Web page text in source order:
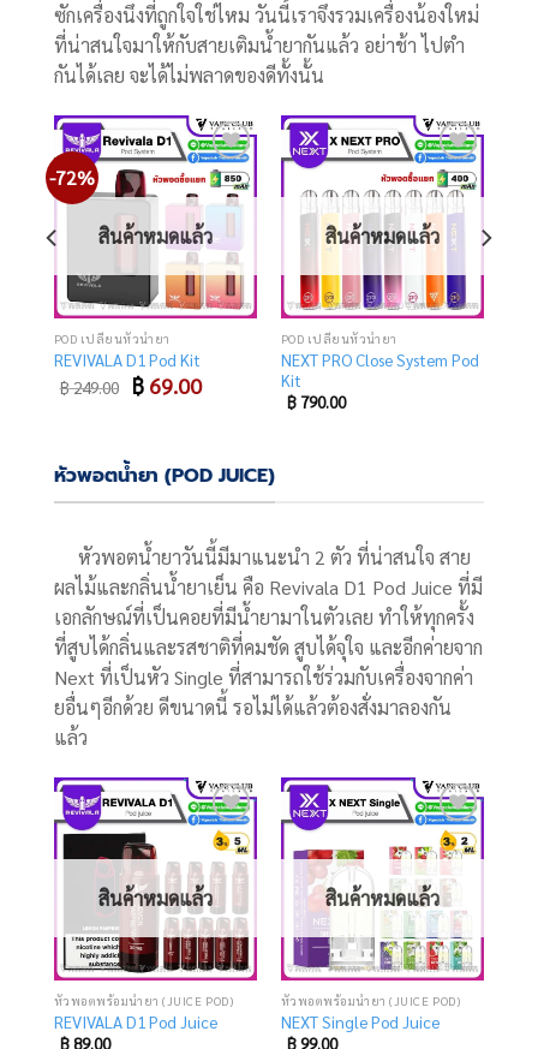
ซักเครื่องนึงที่ถูกใจใช่ไหม วันนี้เราจึงรวมเครื่องน้องใหม่
ที่น่าสนใจมาให้กับสายเติมน้ำยากันแล้ว อย่าช้า ไปตำ
กันได้เลย จะได้ไม่พลาดของดีทั้งนั้น
-72%
Add
to
wishlist
สินค้าหมดแล้ว
POD เปลี่ยนหัวน้ำยา
REVIVALA D1 Pod Kit
฿249.00 Original
price
฿ 69.00Current
price
Add
to
wishlist
สินค้าหมดแล้ว
POD เปลี่ยนหัวน้ำยา
NEXT PRO Close System Pod
Kit
฿790.00
หัวพอตน้ำยา (POD JUICE)
หัวพอตน้ำยาวันนี้มีมาแนะนำ 2 ตัว ที่น่าสนใจ สาย
ผลไม้และกลิ่นน้ำยาเย็น คือ Revivala D1 Pod Juice ที่มี
เอกลักษณ์ที่เป็นคอยที่มีน้ำยามาในตัวเลย ทำให้ทุกครั้ง
ที่สูบได้กลิ่นและรสชาติที่คมชัด สูบได้จุใจ และอีกค่ายจาก
Next ที่เป็นหัว Single ที่สามารถใช้ร่วมกับเครื่องจากค่า
ยอื่นๆอีกด้วย ดีขนาดนี้ รอไม่ได้แล้วต้องสั่งมาลองกัน
แล้ว
Add
to
wishlist
สินค้าหมดแล้ว
หัวพอตพร้อมน้ำยา (JUICE POD)
REVIVALA D1 Pod Juice
฿89.00
Add
to
wishlist
สินค้าหมดแล้ว
หัวพอตพร้อมน้ำยา (JUICE POD)
NEXT Single Pod Juice
฿99.00